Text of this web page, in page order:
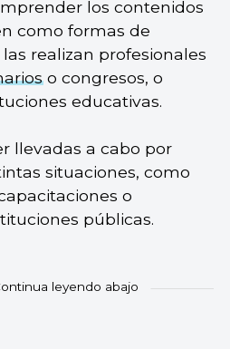
los contenidos
como formas de
las realizan profesionales
o congresos, o
educativas.
llevadas a cabo por
situaciones, como
o
públicas.